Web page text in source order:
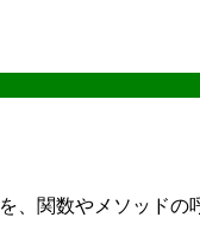
、関数やメソッドの